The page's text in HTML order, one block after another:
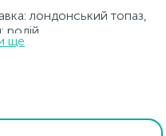
лондонський топаз,
родій.
цирконій.
всіх виробах
ще